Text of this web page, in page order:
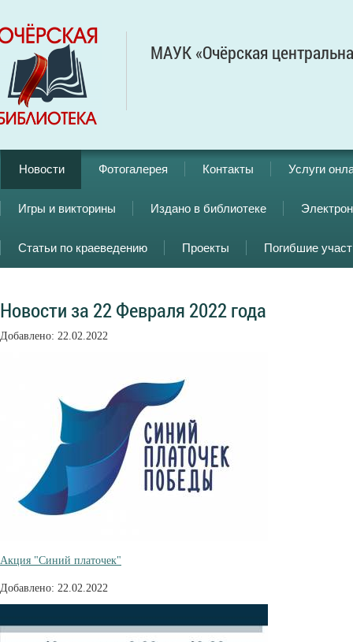
МАУК «Очёрская
Новости Фотогалерея Контакты Услуги
Игры и викторины Издано в библиотеке
Статьи по краеведению Проекты Погибшие
Новости за 22 Февраля 2022 года
Добавлено: 22.02.2022
Акция "Синий платочек"
Добавлено: 22.02.2022